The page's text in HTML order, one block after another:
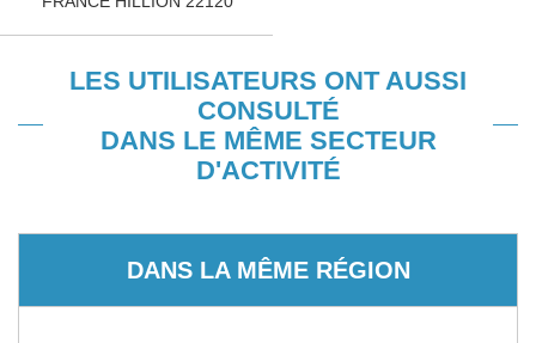
LES UTILISATEURS ONT AUSSI
CONSULTÉ
DANS LE MÊME SECTEUR
D'ACTIVITÉ
DANS LA MÊME RÉGION